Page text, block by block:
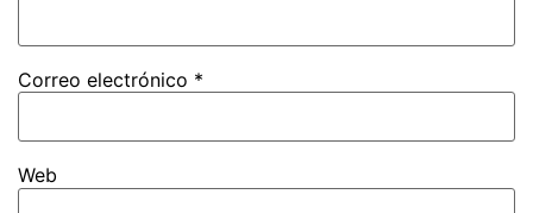
Correo electrónico *
Web